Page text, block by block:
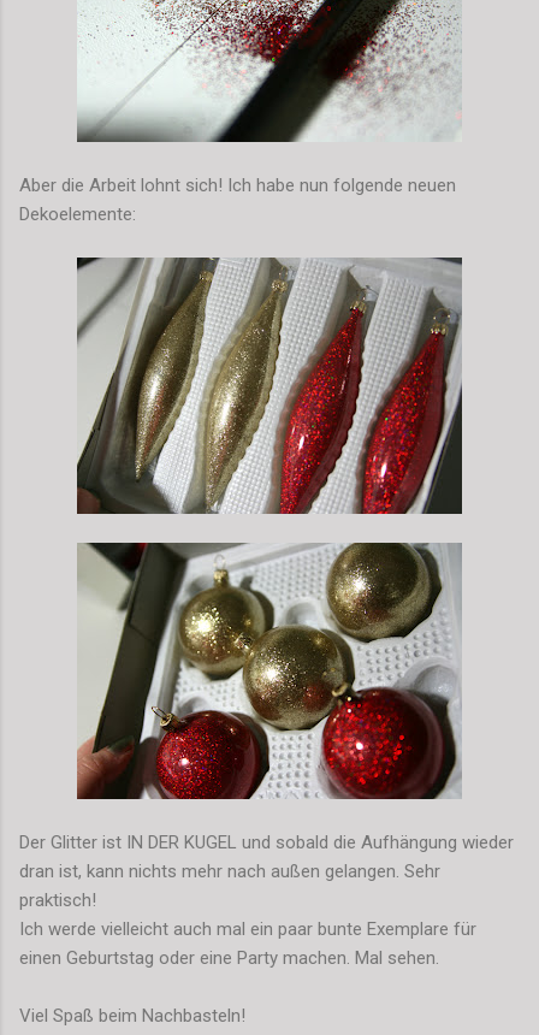
Aber die Arbeit lohnt sich! Ich habe nun folgende neuen
Dekoelemente:
Der Glitter ist IN DER KUGEL und sobald die Aufhängung wieder
dran ist, kann nichts mehr nach außen gelangen. Sehr
praktisch!
Ich werde vielleicht auch mal ein paar bunte Exemplare für
einen Geburtstag oder eine Party machen. Mal sehen.
Viel Spaß beim Nachbasteln!